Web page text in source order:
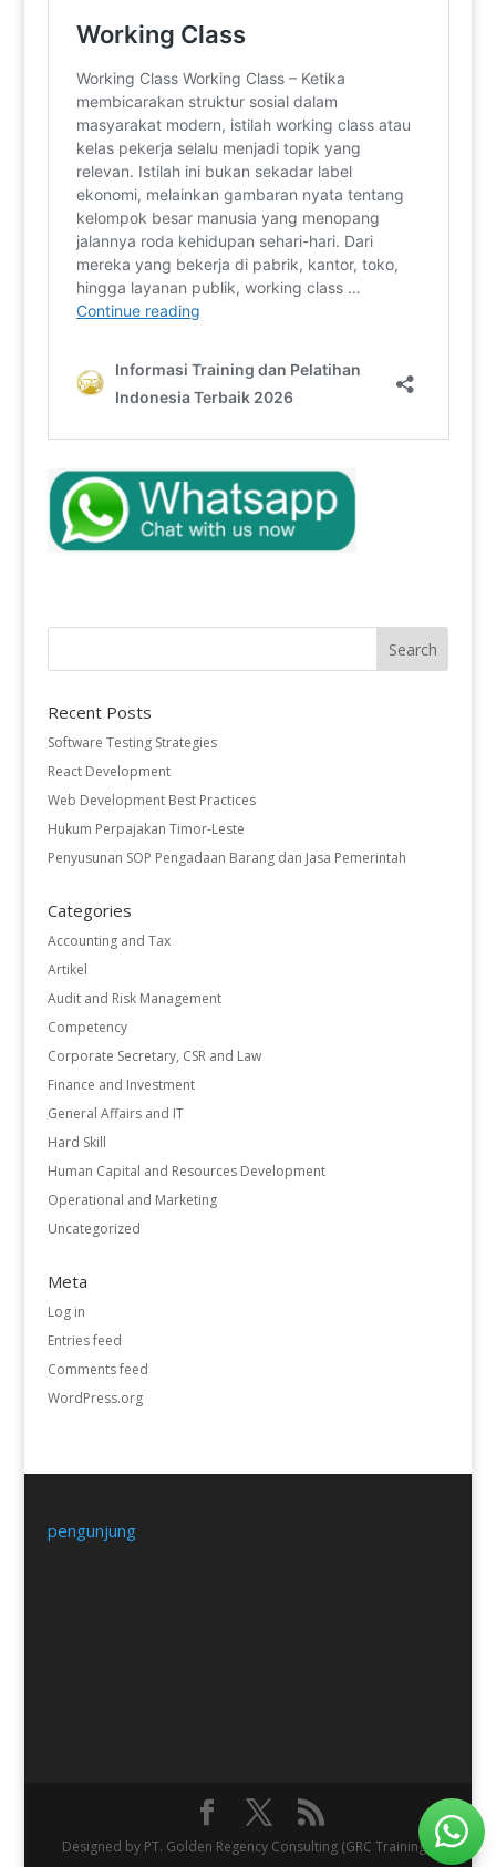
Recent Posts
Software Testing Strategies
React Development
Web Development Best Practices
Hukum Perpajakan Timor-Leste
Penyusunan SOP Pengadaan Barang dan Jasa Pemerintah
Categories
Accounting and Tax
Artikel
Audit and Risk Management
Competency
Corporate Secretary, CSR and Law
Finance and Investment
General Affairs and IT
Hard Skill
Human Capital and Resources Development
Operational and Marketing
Uncategorized
Meta
Log in
Entries feed
Comments feed
WordPress.org
pengunjung
Designed by PT. Golden Regency Consulting (GRC Training).